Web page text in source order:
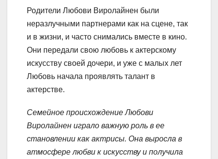
Родители Любови Виролайнен были
неразлучными партнерами как на сцене, так
и в жизни, и часто снимались вместе в кино.
Они передали свою любовь к актерскому
искусству своей дочери, и уже с малых лет
Любовь начала проявлять талант в
актерстве.
Семейное происхождение Любови
Виролайнен играло важную роль в ее
становлении как актрисы. Она выросла в
атмосфере любви к искусству и получила